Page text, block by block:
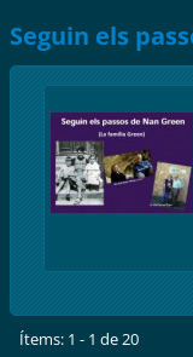
Seguin els
Ítems: 1 - 1 de 20